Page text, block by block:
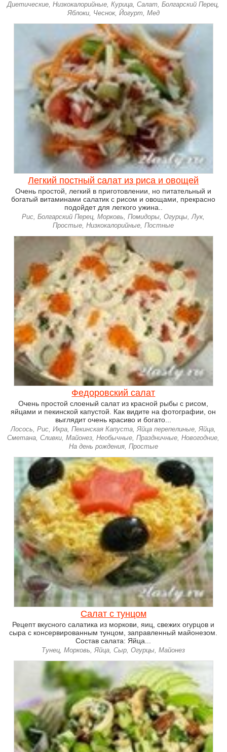
Диетические, Низкокалорийные, Курица, Салат, Болгарский Перец,
Яблоки, Чеснок, Йогурт, Мед
Легкий постный салат из риса и овощей
Очень простой, легкий в приготовлении, но питательный и
богатый витаминами салатик с рисом и овощами, прекрасно
подойдет для легкого ужина..
Рис, Болгарский Перец, Морковь, Помидоры, Огурцы, Лук,
Простые, Низкокалорийные, Постные
Федоровский салат
Очень простой слоеный салат из красной рыбы с рисом,
яйцами и пекинской капустой. Как видите на фотографии, он
выглядит очень красиво и богато...
Лосось, Рис, Икра, Пекинская Капуста, Яйца перепелиные, Яйца,
Сметана, Сливки, Майонез, Необычные, Праздничные, Новогодние,
На день рождения, Простые
Салат с тунцом
Рецепт вкусного салатика из моркови, яиц, свежих огурцов и
сыра с консервированным тунцом, заправленный майонезом.
Состав салата: Яйца...
Тунец, Морковь, Яйца, Сыр, Огурцы, Майонез